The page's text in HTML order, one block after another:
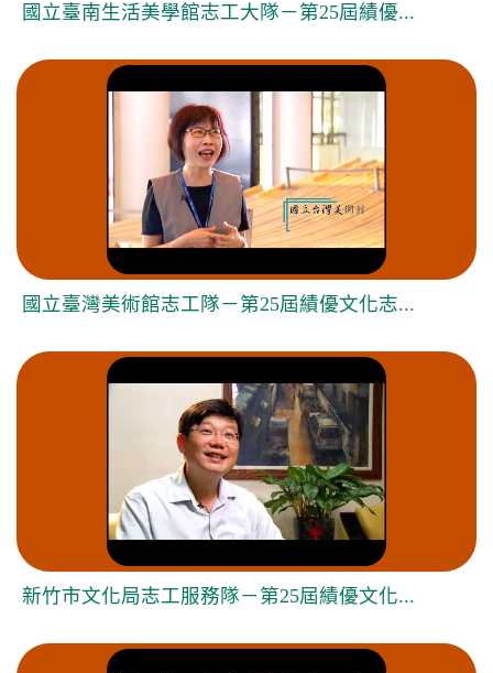
國立臺南生活美學館志工大隊－第25屆績優...
國立臺灣美術館志工隊－第25屆績優文化志...
新竹市文化局志工服務隊－第25屆績優文化...